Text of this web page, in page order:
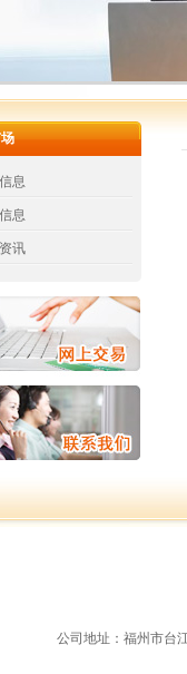
息
息
讯
公司地址：福州市台